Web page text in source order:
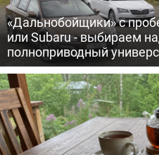
«Дальнобойщики» с
или Subaru - выбираем
полноприводный